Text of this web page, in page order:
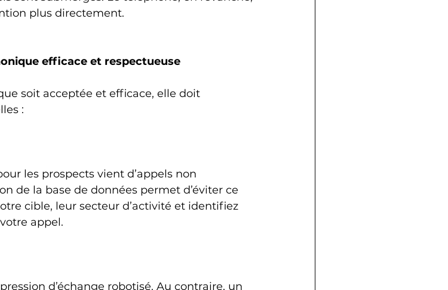
plus directement.
efficace et respectueuse
soit acceptée et efficace, elle doit
:
les prospects vient d’appels non
de la base de données permet d’éviter ce
cible, leur secteur d’activité et identifiez
appel.
d’échange robotisé. Au contraire, un